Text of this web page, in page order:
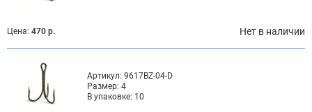
Цена: 470 р. Нет в наличии
Артикул: 9617BZ-04-D
Размер: 4
В упаковке: 10